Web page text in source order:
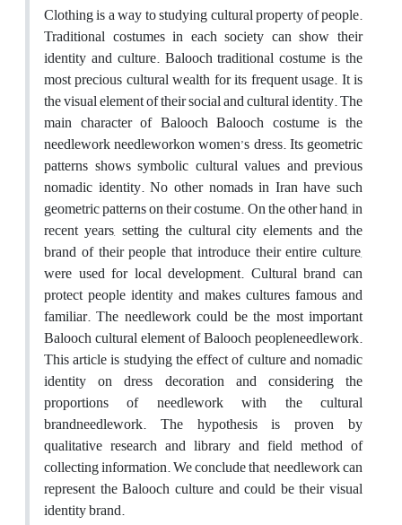
Clothing is a way to studying cultural property of people.
Traditional costumes in each society can show their
identity and culture. Balooch traditional costume is the
most precious cultural wealth for its frequent usage. It is
the visual element of their social and cultural identity. The
main character of Balooch Balooch costume is the
needlework needleworkon women’s dress. Its geometric
patterns shows symbolic cultural values and previous
nomadic identity. No other nomads in Iran have such
geometric patterns on their costume. On the other hand, in
recent years, setting the cultural city elements and the
brand of their people that introduce their entire culture,
were used for local development. Cultural brand can
protect people identity and makes cultures famous and
familiar. The needlework could be the most important
Balooch cultural element of Balooch peopleneedlework.
This article is studying the effect of culture and nomadic
identity on dress decoration and considering the
proportions of needlework with the cultural
brandneedlework. The hypothesis is proven by
qualitative research and library and field method of
collecting information. We conclude that, needlework can
represent the Balooch culture and could be their visual
identity brand.